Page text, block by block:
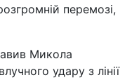
перемозі,
Микола
удару з лінії